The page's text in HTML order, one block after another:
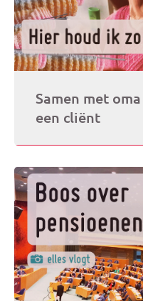
Samen met
een cliënt